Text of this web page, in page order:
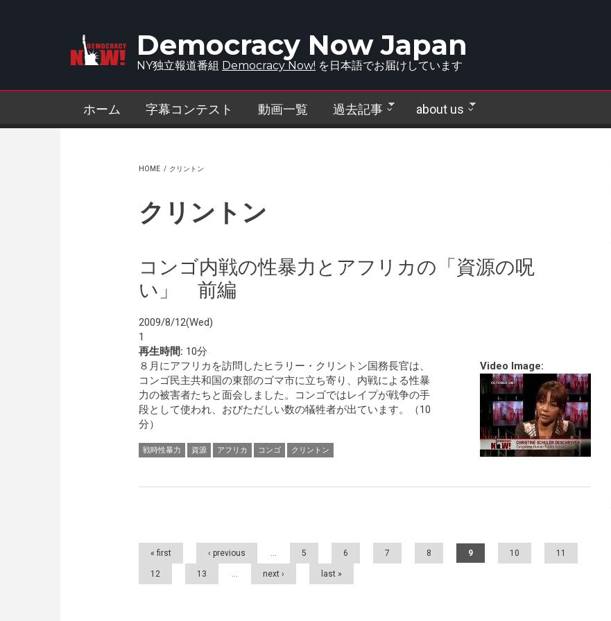
Democracy Now Japan
NY独立報道番組 Democracy Now! を日本語でお届けしています
ホーム 字幕コンテスト 動画一覧 過去記事 about us
HOME / クリントン
クリントン
コンゴ内戦の性暴力とアフリカの「資源の呪
い」 前編
2009/8/12(Wed)
1
再生時間: 10分
Video Image:
８月にアフリカを訪問したヒラリー・クリントン国務長官は、
コンゴ民主共和国の東部のゴマ市に立ち寄り、内戦による性暴
力の被害者たちと面会しました。コンゴではレイプが戦争の手
段として使われ、おびただしい数の犠牲者が出ています。（10
分）
戦時性暴力 資源 アフリカ コンゴ クリントン
Pages
« first ‹ previous … 5 6 7 8 9 10 11
12 13 … next › last »